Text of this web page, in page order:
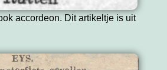
accordeon. Dit artikeltje is uit